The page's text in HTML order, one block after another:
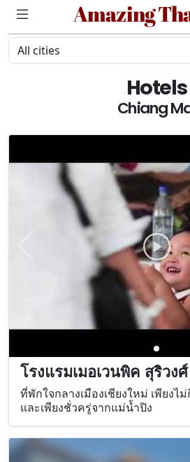
Amazing
All cities
Hotels
Chiang
โรงแรมเมอเวนพิค สุริวงศ์
ที่พักใจกลางเมืองเชียงใหม่ เพียงไ
และเพียงชั่วครู่จากแม่น้ำปิง